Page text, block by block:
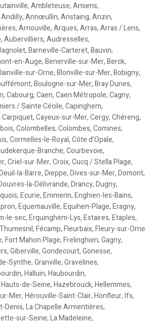
,Ambleteuse,Amiens,
Andilly,Annœullin,Anstaing,Anzin,
,Arnouville,Arques,Arras,Arras / Lens,
,Aubervilliers,Audresselles,
,Barneville-Carteret,Bauvin,
en-Auge,Benerville-sur-Mer,Berck,
sur-Orne,Blonville-sur-Mer,Bobigny,
,Boulogne-sur-Mer,Bray Dunes,
,Cabourg,Caen,Caen Métropole,Cagny,
/ Sainte Cécile,Capinghem,
Carpiquet,Cayeux-sur-Mer,Cergy,Chéreng,
,Colombelles,Colombes,Comines,
,Cormelles-le-Royal,Côte d’Opale,
Branche,Courbevoie,
,Criel-sur-Mer,Croix,Cucq / Stella Plage,
la-Barre,Dieppe,Dives-sur-Mer,Domont,
la-Délivrande,Drancy,Dugny,
,Ecurie,Emmerin,Enghien-les-Bains,
,Equemauville,Equihen-Plage,Eragny,
le-sec,Erquinghem-Lys,Estaires,Etaples,
,Fécamp,Fleurbaix,Fleury-sur-Orne
,Fort Mahon Plage,Frelinghien,Gagny,
,Giberville,Gondecourt,Gonesse,
Synthe,Granville,Gravelines,
,Halluin,Haubourdin,
Hauts-de-Seine,Hazebrouck,Hellemmes,
Mer,Hérouville-Saint-Clair,Honfleur,Ifs,
Denis,La Chapelle Armentières,
sur-Seine,La Madeleine,